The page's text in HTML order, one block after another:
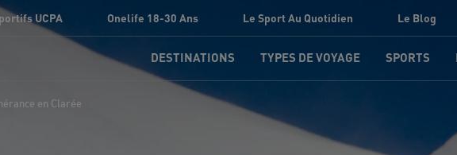
UCPA Onelife 18-30 Ans Le Sport Au Quotidien Le Blog
DESTINATIONS TYPES DE VOYAGE SPORTS
en Clarée